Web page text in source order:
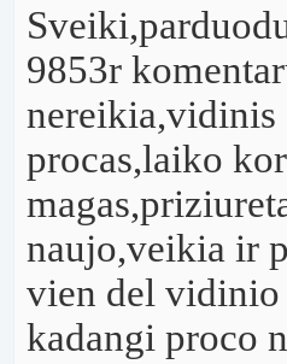
9853r
nereikia,vidinis
procas,laiko
naujo,veikia ir
vien del vidinio
kadangi proco